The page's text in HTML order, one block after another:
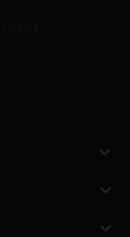


